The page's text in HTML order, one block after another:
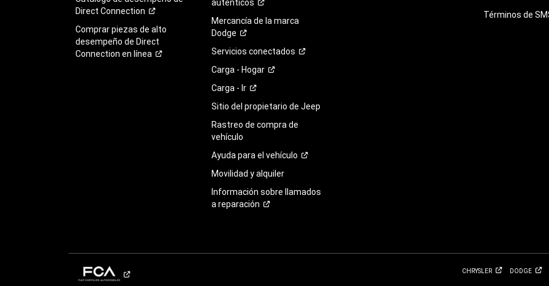
Direct Connection
Comprar piezas de alto
desempeño de Direct
Connection en línea
auténticos
Mercancía de la marca
Dodge
Servicios conectados
Carga - Hogar
Carga - Ir
Sitio del propietario de Jeep
Rastreo de compra de
vehículo
Ayuda para el vehículo
Movilidad y alquiler
Información sobre llamados
a reparación
Términos de
CHRYSLER DODGE